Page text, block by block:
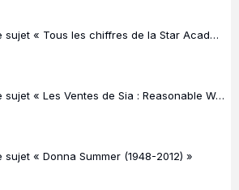
Regarde le sujet « Tous les chiffres de la Star Academy »
Regarde le sujet « Les Ventes de Sia : Reasonable Woman [1997-...] »
sujet « Donna Summer (1948-2012) »